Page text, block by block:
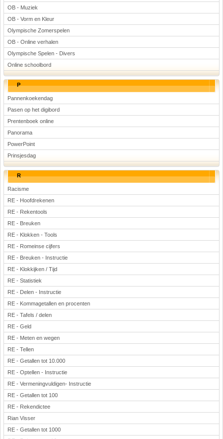
OB - Muziek
OB - Vorm en Kleur
Olympische Zomerspelen
OB - Online verhalen
Olympische Spelen - Divers
Online schoolbord
P
Pannenkoekendag
Pasen op het digibord
Prentenboek online
Panorama
PowerPoint
Prinsjesdag
R
Racisme
RE - Hoofdrekenen
RE - Rekentools
RE - Breuken
RE - Klokken - Tools
RE - Romeinse cijfers
RE - Breuken - Instructie
RE - Klokkijken / Tijd
RE - Statistiek
RE - Delen - Instructie
RE - Kommagetallen en procenten
RE - Tafels / delen
RE - Geld
RE - Meten en wegen
RE - Tellen
RE - Getallen tot 10.000
RE - Optellen - Instructie
RE - Vermeningvuldigen- Instructie
RE - Getallen tot 100
RE - Rekendictee
Rian Visser
RE - Getallen tot 1000